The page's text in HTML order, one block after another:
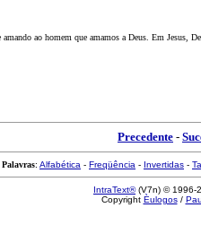
ao homem que amamos a Deus. Em
Precedente -
Palavras: Alfabética - Freqüência - Invertidas -
IntraText®(V7n) © 1996-
Copyright Èulogos/